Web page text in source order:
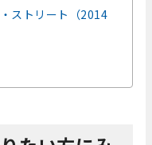
ストリート（2014